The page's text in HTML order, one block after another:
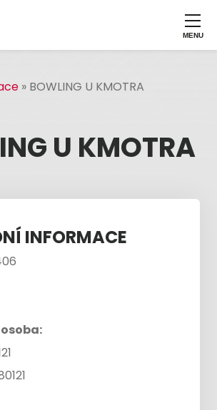
» BOWLING U KMOTRA
U KMOTRA
INFORMACE